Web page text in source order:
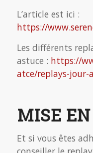
L’article est ici :
https://
Les différents
astuce : https://
atce/replays-jour-
MISE
Et si vous êtes